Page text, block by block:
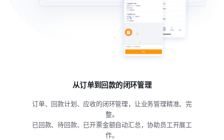
从订单到回款的闭环管理
订单、回款计划、应收的闭环管理，让业务管理精准、完
整。
已回款、待回款、已开票金额自动汇总，协助员工开展工
作。